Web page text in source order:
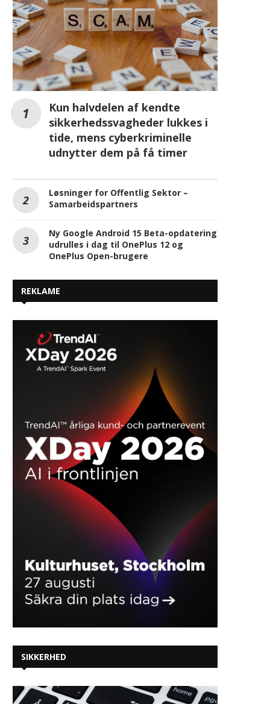
Kun halvdelen af kendte
sikkerhedssvagheder lukkes i
tide, mens cyberkriminelle
udnytter dem på få timer
Løsninger for Offentlig Sektor –
Samarbeidspartners
Ny Google Android 15 Beta-opdatering
udrulles i dag til OnePlus 12 og
OnePlus Open-brugere
REKLAME
SIKKERHED